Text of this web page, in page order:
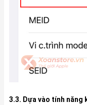
3.3. Dựa vào tính năng